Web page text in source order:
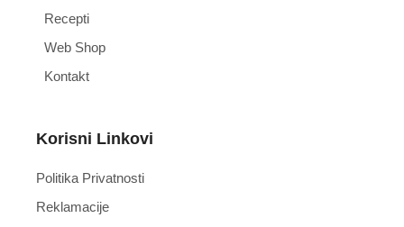
Recepti
Web Shop
Kontakt
Korisni Linkovi
Politika Privatnosti
Reklamacije